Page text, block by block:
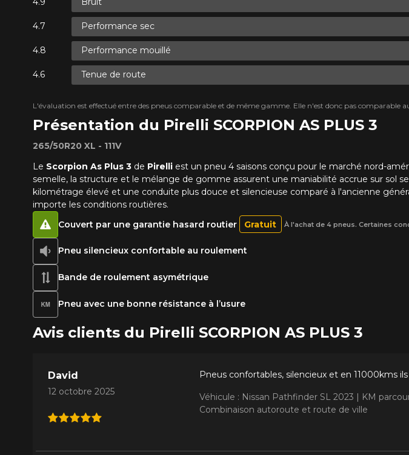
Présentation du Pirelli SCORPION AS PLUS 3
265/50R20 XL - 111V
Le Scorpion As Plus 3de Pirelliest un pneu 4 saisons conçu pour le marché nord-
semelle, la structure et le mélange de gomme assurent une maniabilité accrue sur sol
kilométrage élevé et une conduite plus douce et silencieuse comparé à l'ancienne
importe les conditions routières.
Performance sec
Performance mouillé
Tenue de route
L'évaluation est effectué entre des pneus comparable et de même gamme. Elle n'est donc pas comparable
Pneu silencieux confortable au roulement
Bande de roulement asymétrique
Pneu avec une bonne résistance à l’usure
Couvert par une garantie hasard routier Gratuit À l'achat de 4 pneus. Certaines
Avis clients du Pirelli SCORPION AS PLUS 3
David
12 octobre 2025
Pneus confortables, silencieux et en 11000kms
Véhicule : Nissan Pathfinder SL 2023 | KM
Combinaison autoroute et route de ville